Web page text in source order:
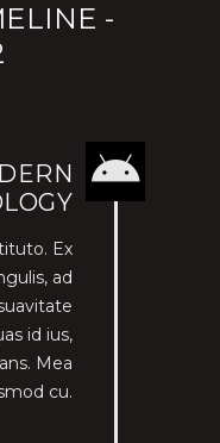
-
Ex
ad
id ius,
Mea
cu.